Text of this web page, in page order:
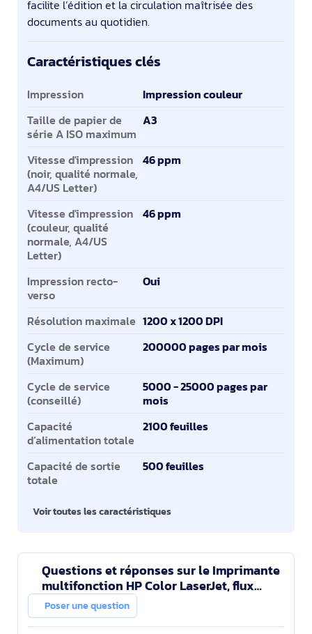
facilite l’édition et la circulation maîtrisée des
documents au quotidien.
Caractéristiques clés
Caractéristiques clés
Impression
Impression couleur
Taille de papier de
série A ISO maximum
A3
Vitesse d'impression
(noir, qualité normale,
A4/US Letter)
46 ppm
Vitesse d'impression
(couleur, qualité
normale, A4/US
Letter)
46 ppm
Impression recto-
verso
Oui
Résolution maximale 1200 x 1200 DPI
Cycle de service
(Maximum)
200000 pages par mois
Cycle de service
(conseillé)
5000 - 25000 pages par
mois
Capacité
d’alimentation totale
2100 feuilles
Capacité de sortie
totale
500 feuilles
Voir toutes les caractéristiques
Questions et réponses sur le Imprimante
multifonction HP Color LaserJet, flux
Enterprise M880z
Poser une question